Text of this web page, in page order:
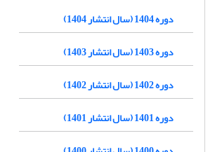
دوره 1404 (سال انتشار 1404)
دوره 1403 (سال انتشار 1403)
دوره 1402 (سال انتشار 1402)
دوره 1401 (سال انتشار 1401)